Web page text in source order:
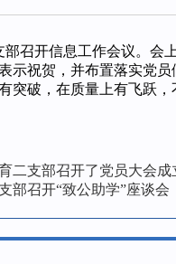
部召开信息工作会议。会
示祝贺，并布置落实党
突破，在质量上有飞跃
二支部召开了党员大会
部召开“致公助学”座谈会